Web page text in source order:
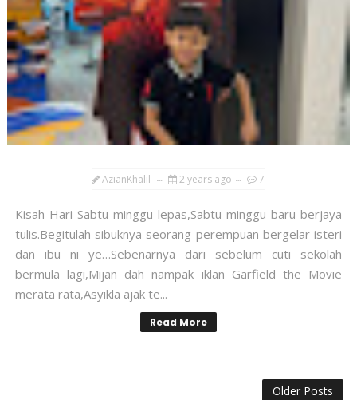
AzianKhalil 2 years ago 7
Kisah Hari Sabtu minggu lepas,Sabtu minggu baru berjaya
tulis.Begitulah sibuknya seorang perempuan bergelar isteri
dan ibu ni ye…Sebenarnya dari sebelum cuti sekolah
bermula lagi,Mijan dah nampak iklan Garfield the Movie
merata rata,Asyikla ajak te...
Read More
Older Posts